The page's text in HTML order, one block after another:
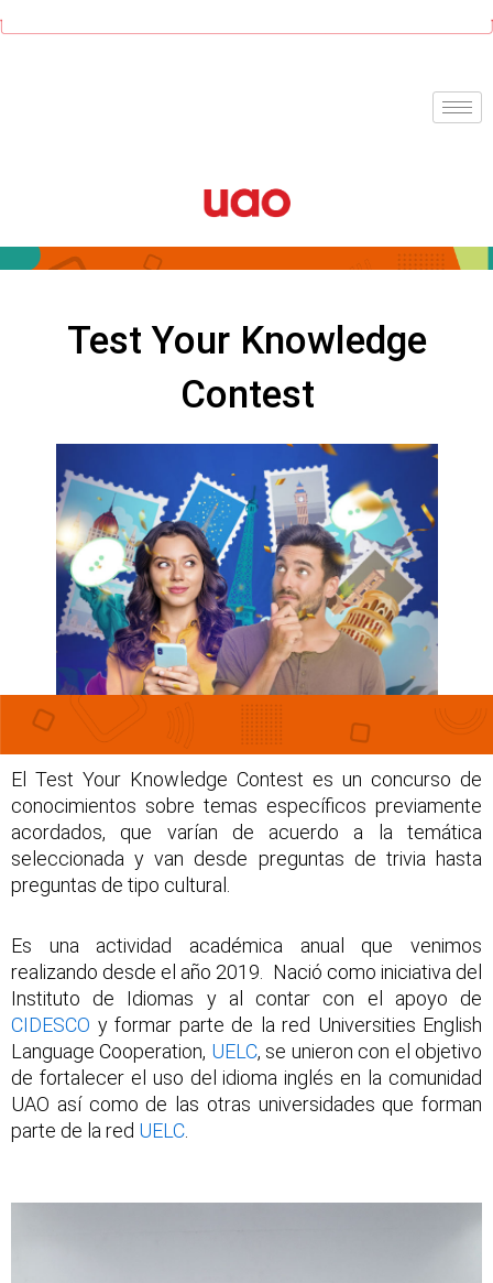
al
Test Your Knowledge
Contest
El Test Your Knowledge Contest es un concurso de
conocimientos sobre temas específicos previamente
acordados, que varían de acuerdo a la temática
seleccionada y van desde preguntas de trivia hasta
preguntas de tipo cultural.
Es una actividad académica anual que venimos
realizando desde el año 2019. Nació como iniciativa del
Instituto de Idiomas y al contar con el apoyo de
CIDESCO yformar parte de la red Universities English
Language Cooperation, UELC, se unieron con el objetivo
de fortalecer el uso del idioma inglés en la comunidad
UAO así como de las otras universidades que forman
parte de la red UELC.